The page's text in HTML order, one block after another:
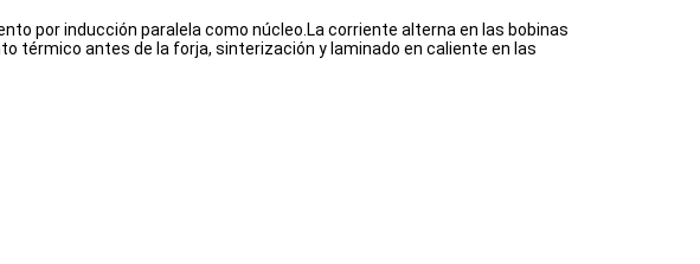
por inducción paralela como núcleo.La corriente alterna en las bobinas
térmico antes de la forja, sinterización y laminado en caliente en las